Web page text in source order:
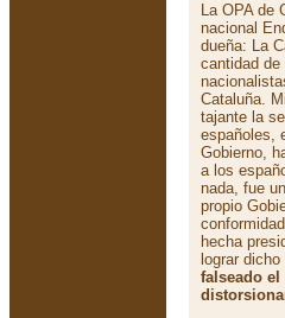
La OPA de
nacional
dueña: La
cantidad
Cataluña.
tajante la
españoles,
Gobierno,
a los
nada, fue
propio
hecha
lograr
falseado